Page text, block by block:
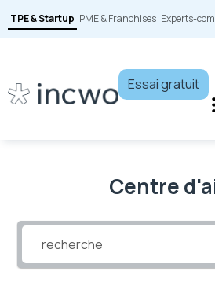
TPE & Startup PME & Franchises Experts-
Essai gratuit
Centre